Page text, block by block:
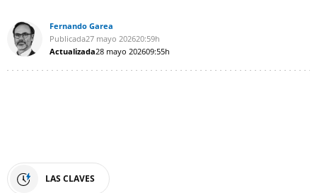
Fernando Garea
Publicada27 mayo 202620:59h
Actualizada28 mayo 202609:55h
LAS CLAVES